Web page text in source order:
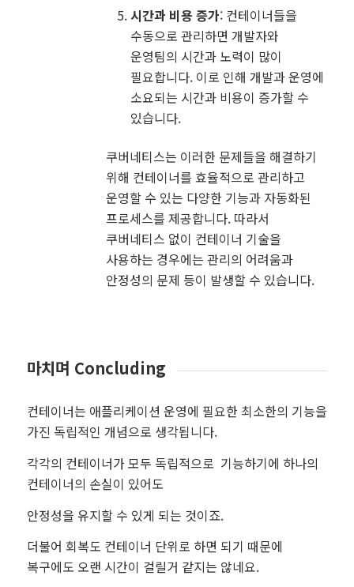
시간과 비용 증가: 컨테이너들을
수동으로 관리하면 개발자와
운영팀의 시간과 노력이 많이
필요합니다. 이로 인해 개발과 운영에
소요되는 시간과 비용이 증가할 수
있습니다.
쿠버네티스는 이러한 문제들을 해결하기
위해 컨테이너를 효율적으로 관리하고
운영할 수 있는 다양한 기능과 자동화된
프로세스를 제공합니다. 따라서
쿠버네티스 없이 컨테이너 기술을
사용하는 경우에는 관리의 어려움과
안정성의 문제 등이 발생할 수 있습니다.
마치며 Concluding
컨테이너는 애플리케이션 운영에 필요한 최소한의 기능을
가진 독립적인 개념으로 생각됩니다.
각각의 컨테이너가 모두 독립적으로 기능하기에 하나의
컨테이너의 손실이 있어도
안정성을 유지할 수 있게 되는 것이죠.
더불어 회복도 컨테이너 단위로 하면 되기 때문에
복구에도 오랜 시간이 걸릴거 같지는 않네요.